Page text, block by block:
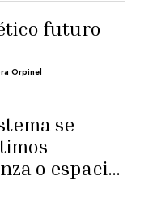
futuro
Orpinel
se
o espacio